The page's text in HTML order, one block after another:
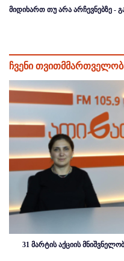
მიდიხართ თუ არა არჩევნებზე -
ჩვენი
31 მარტის აქციის